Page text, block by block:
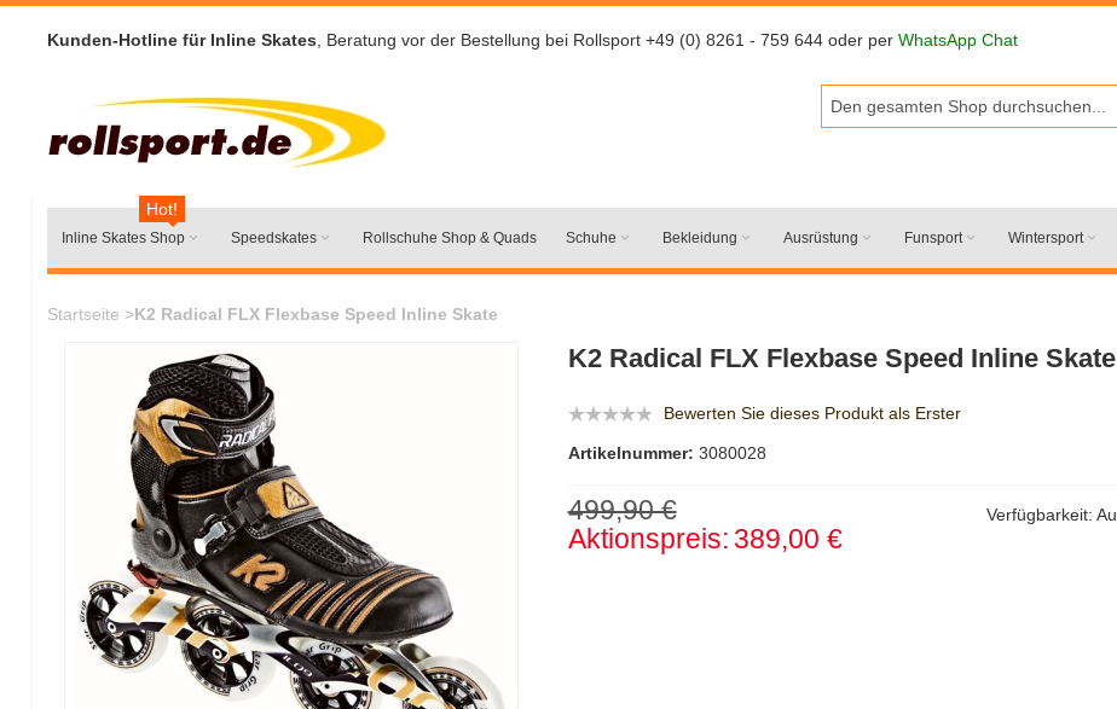
Kunden-Hotline für Inline Skates , Beratung vor der Bestellung bei Rollsport +49 (0) 8261 - 759 644 oder per WhatsApp Chat
Inline Skates Shop
Hot!
Speedskates Rollschuhe Shop & Quads Schuhe Bekleidung Ausrüstung Funsport Wintersport
Startseite >K2 Radical FLX Flexbase Speed Inline Skate
K2 Radical FLX Flexbase Speed Inline Skate
Bewerten Sie dieses Produkt als Erster
Artikelnummer: 3080028
Verfügbarkeit:
499,90 €
Aktionspreis: 389,00 €